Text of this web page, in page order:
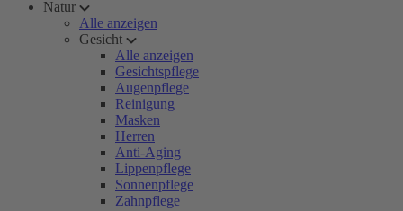
Natur
Alle anzeigen
Gesicht
Alle anzeigen
Gesichtspflege
Augenpflege
Reinigung
Masken
Herren
Anti-Aging
Lippenpflege
Sonnenpflege
Zahnpflege